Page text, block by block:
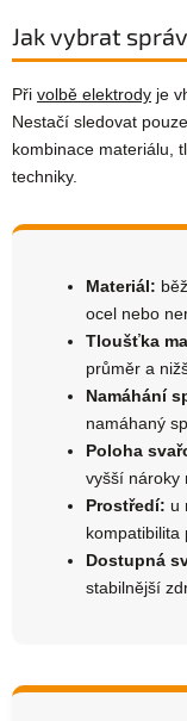
Jak vybrat
Při volbě elektrody je
Nestačí sledovat
kombinace materiálu,
techniky.
Materiál:
ocel nebo
Tloušťka
průměr a
Namáhání
namáhaný
Poloha
vyšší nároky
Prostředí: u
kompatibilita
Dostupná
stabilnější